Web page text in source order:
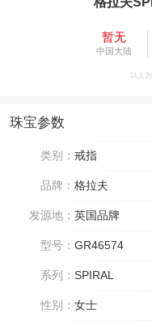
暂无
中国大陆
以上
珠宝参数
类别： 戒指
品牌： 格拉夫
发源地： 英国品牌
型号： GR46574
系列： SPIRAL
性别： 女士